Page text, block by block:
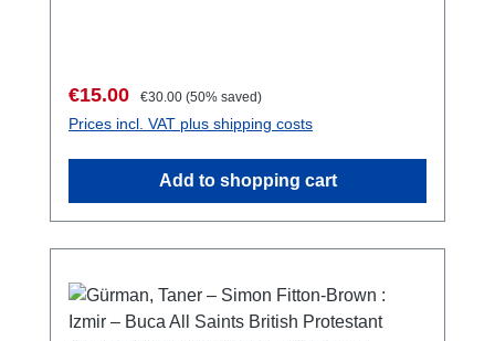
Sale price:
€15.00 Regular price:
€30.00 (50% saved)
Prices incl. VAT plus shipping costs
Add to shopping cart